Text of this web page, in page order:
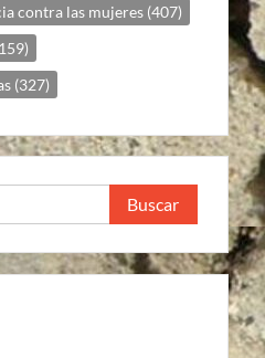
contra las mujeres (407)
(327)
Buscar: